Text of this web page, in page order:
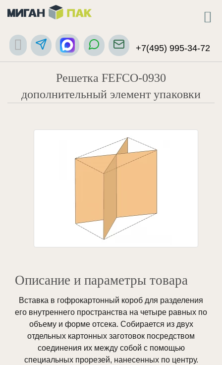
+7(495) 995-34-72
Решетка FEFCO-0930
дополнительный элемент упаковки
Описание и параметры товара
Вставка в гофрокартонный короб для разделения
его внутреннего пространства на четыре равных по
объему и форме отсека. Собирается из двух
отдельных картонных заготовок посредством
соединения их между собой с помощью
специальных прорезей, нанесенных по центру.